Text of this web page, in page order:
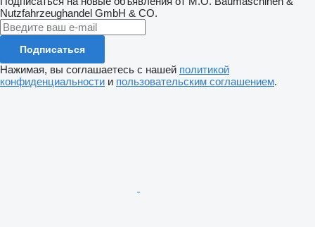
Nutzfahrzeughandel GmbH & CO.
Подписаться
Нажимая, вы соглашаетесь с нашей политикой
конфиденциальности и пользовательским соглашением.